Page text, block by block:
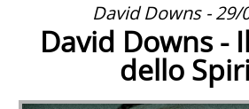
David Downs - 29/
David Downs -
dello